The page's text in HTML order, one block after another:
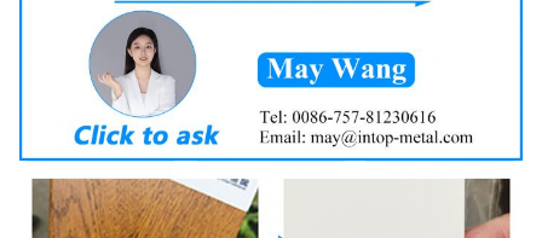
Aplikacja Drzwi i okno
Miejsce
pochodzenia
Guangdong, Chiny